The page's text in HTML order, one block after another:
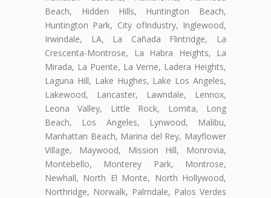
Beach, Hidden Hills, Huntington Beach,
Huntington Park, City ofIndustry, Inglewood,
Irwindale, LA, La Cañada Flintridge, La
Crescenta-Montrose, La Habra Heights, La
Mirada, La Puente, La Verne, Ladera Heights,
Laguna Hill, Lake Hughes, Lake Los Angeles,
Lakewood, Lancaster, Lawndale, Lennox,
Leona Valley, Little Rock, Lomita, Long
Beach, Los Angeles, Lynwood, Malibu,
Manhattan Beach, Marina del Rey, Mayflower
Village, Maywood, Mission Hill, Monrovia,
Montebello, Monterey Park, Montrose,
Newhall, North El Monte, North Hollywood,
Northridge, Norwalk, Palmdale, Palos Verdes